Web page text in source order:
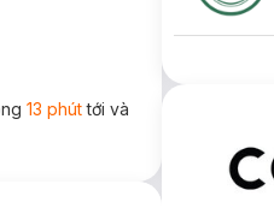
13 phúttới và